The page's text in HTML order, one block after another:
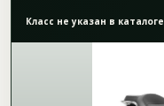
Класс не указан в каталоге